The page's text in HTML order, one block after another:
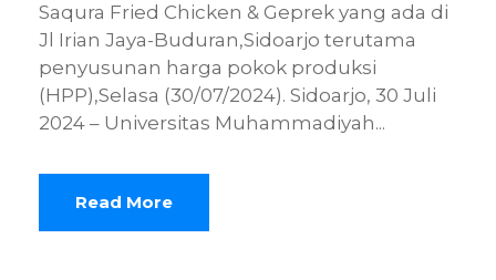
Saqura Fried Chicken & Geprek yang ada di
Jl Irian Jaya-Buduran,Sidoarjo terutama
penyusunan harga pokok produksi
(HPP),Selasa (30/07/2024). Sidoarjo, 30 Juli
2024 – Universitas Muhammadiyah...
Read More